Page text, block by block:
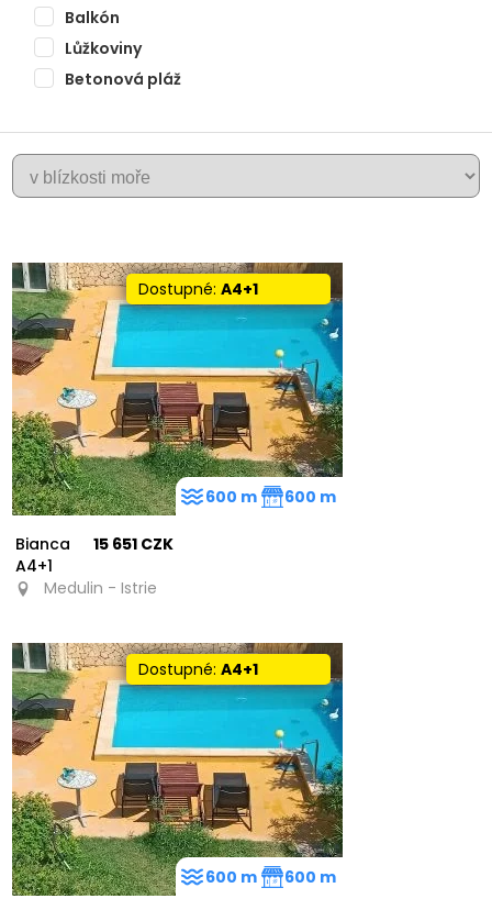
Balkón
Lůžkoviny
Betonová pláž
+
−
Dostupné: A4+1
Bianca
A4+1
15 651 CZK
Medulin - Istrie
600 m 600 m
Dostupné: A4+1
600 m 600 m